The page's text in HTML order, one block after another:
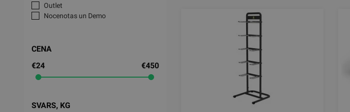
Outlet
Nocenotas un Demo
CENA
€24
€450
SVARS, KG